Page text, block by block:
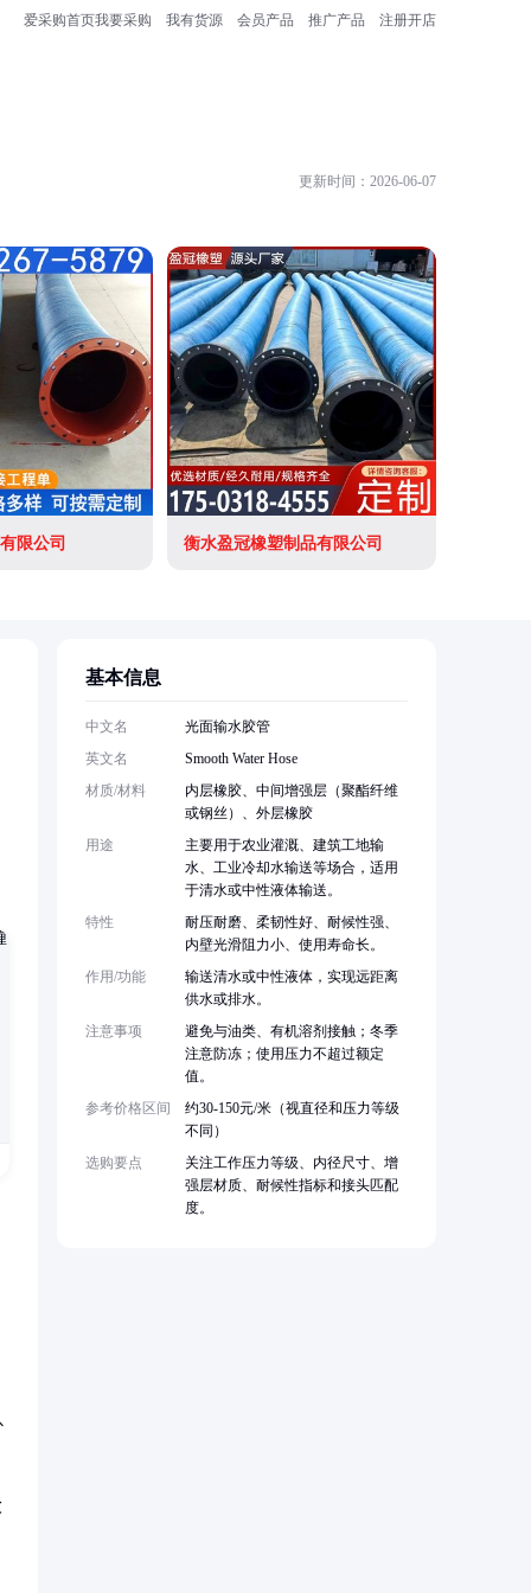
爱采购首页我要采购 我有货源 会员产品 推广产品 注册开店
更新时间：2026-06-07
限公司 衡水盈冠橡塑制品有限公司
基本信息
中文名
光面输水胶管
英文名
Smooth Water Hose
材质/材料
内层橡胶、中间增强层（聚酯纤维
或钢丝）、外层橡胶
用途
主要用于农业灌溉、建筑工地输
水、工业冷却水输送等场合，适用
于清水或中性液体输送。
特性
耐压耐磨、柔韧性好、耐候性强、
内壁光滑阻力小、使用寿命长。
作用/功能
输送清水或中性液体，实现远距离
供水或排水。
注意事项
避免与油类、有机溶剂接触；冬季
注意防冻；使用压力不超过额定
值。
参考价格区间
约30-150元/米（视直径和压力等级
不同）
选购要点
关注工作压力等级、内径尺寸、增
强层材质、耐候性指标和接头匹配
度。